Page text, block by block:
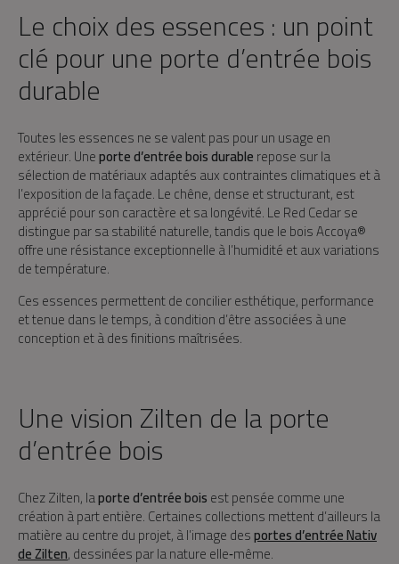
Le choix des essences : un point
clé pour une porte d’entrée bois
durable
Toutes les essences ne se valent pas pour un usage en
extérieur. Uneporte d’entrée bois durablerepose sur la
sélection de matériaux adaptés aux contraintes climatiques et à
l’exposition de la façade. Le chêne, dense et structurant, est
apprécié pour son caractère et sa longévité. Le Red Cedar se
distingue par sa stabilité naturelle, tandis que le bois Accoya®
offre une résistance exceptionnelle à l’humidité et aux variations
de température.
Ces essences permettent de concilier esthétique, performance
et tenue dans le temps, à condition d’être associées à une
conception et à des finitions maîtrisées.
Une vision Zilten de la porte
d’entrée bois
Chez Zilten, laporte d’entrée boisest pensée comme une
création à part entière. Certaines collections mettent d’ailleurs la
matière au centre du projet, à l’image desportes d’entrée Nativ
de Zilten, dessinées par la nature elle‑même.